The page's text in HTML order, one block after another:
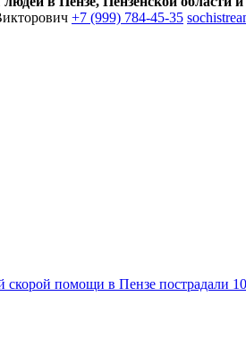
+7 (999) 784-45-35
помощи в Пензе пострадали